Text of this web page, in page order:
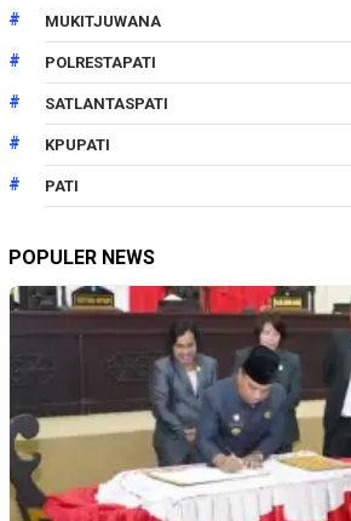
MUKITJUWANA
POLRESTAPATI
SATLANTASPATI
KPUPATI
PATI
POPULER NEWS